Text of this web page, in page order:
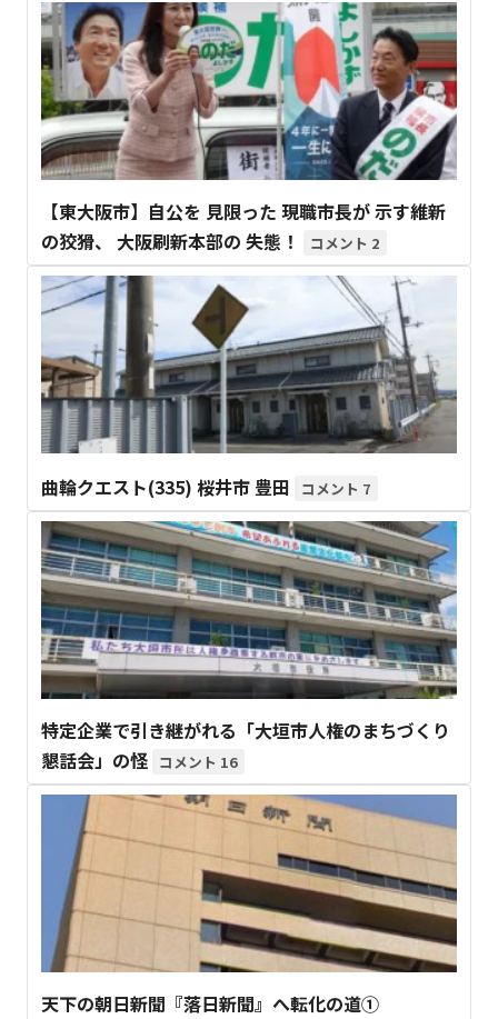
【東大阪市】自公を 見限った 現職市長が 示す維新
の狡猾、 大阪刷新本部の 失態！
2
曲輪クエスト(335) 桜井市 豊田 7
特定企業で引き継がれる「大垣市人権のまちづくり
懇話会」の怪
16
天下の朝日新聞『落日新聞』へ転化の道①